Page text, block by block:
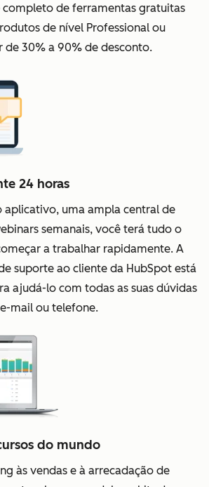
completo de ferramentas gratuitas
de nível Professional ou
de 30% a 90% de desconto.
24 horas
aplicativo, uma ampla central de
semanais, você terá tudo o
a trabalhar rapidamente. A
suporte ao cliente da HubSpot está
ajudá-lo com todas as suas dúvidas
mail ou telefone.
do mundo
às vendas e à arrecadação de